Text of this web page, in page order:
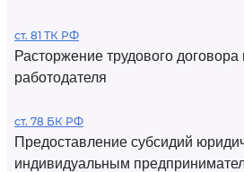
ст. 81 ТК РФ
Расторжение трудового
работодателя
ст. 78 БК РФ
Предоставление субсидий
индивидуальным